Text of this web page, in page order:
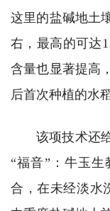
这里的盐碱地土
右，最高的可达
含量也显著提高
后首次种植的水
该项技术还
“福音”：牛玉
合，在未经淡水